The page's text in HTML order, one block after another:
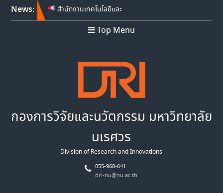
News:
สำนักงานเทคโนโลยีและ
นวัตกรรมด้านชีววิทยาศาสตร์
(องค์การมหาชน) เปิดรับข้อ
สำนักงานเทคโนโลยีและ
นวัตกรรมด้านชีววิทยาศาสตร์
(องค์การมหาชน) เปิดรับข้อ
เสนอโครงการวิจัย ประจำ
Franco-Thai Young Talent
Program 2027
Top Menu
กองการวิจัยและนวัตกรรม มหาวิทยาลัย
นเรศวร
Division of Research and Innovations
055-968-641
dri-nu@nu.ac.th